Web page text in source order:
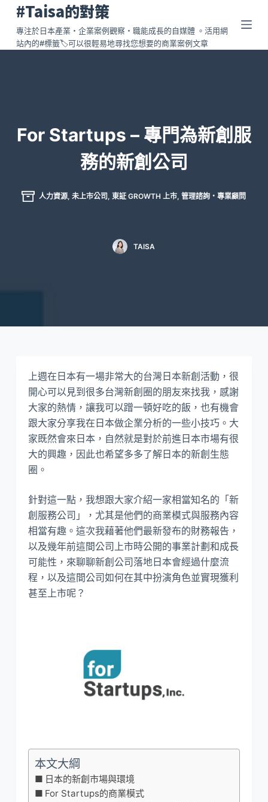
跳
至
主
#Taisa的對策
專注於日本產業・企業案例觀察・職能成長的自媒體 。活用網
站內的#標籤🏷️可以很輕易地尋找您想要的商業案例文章
For Startups – 專門為新創服
務的新創公司
人力資源,未上市公司 ,東証 GROWTH 上市,管理諮詢・專業顧問
TAISA
上週在日本有一場非常大的台灣日本新創活動，很
開心可以見到很多台灣新創圈的朋友來找我，感謝
大家的熱情，讓我可以蹭一頓好吃的飯，也有機會
跟大家分享我在日本做企業分析的一些小技巧。大
家既然會來日本，自然就是對於前進日本市場有很
大的興趣，因此也希望多多了解日本的新創生態
圈。
針對這一點，我想跟大家介紹一家相當知名的「新
創服務公司」，尤其是他們的商業模式與服務內容
相當有趣。這次我藉著他們最新發布的財務報告，
以及幾年前這間公司上市時公開的事業計劃和成長
可能性，來聊聊新創公司落地日本會經過什麼流
程，以及這間公司如何在其中扮演角色並實現獲利
甚至上市呢？
本文大綱
日本的新創市場與環境
For Startups的商業模式